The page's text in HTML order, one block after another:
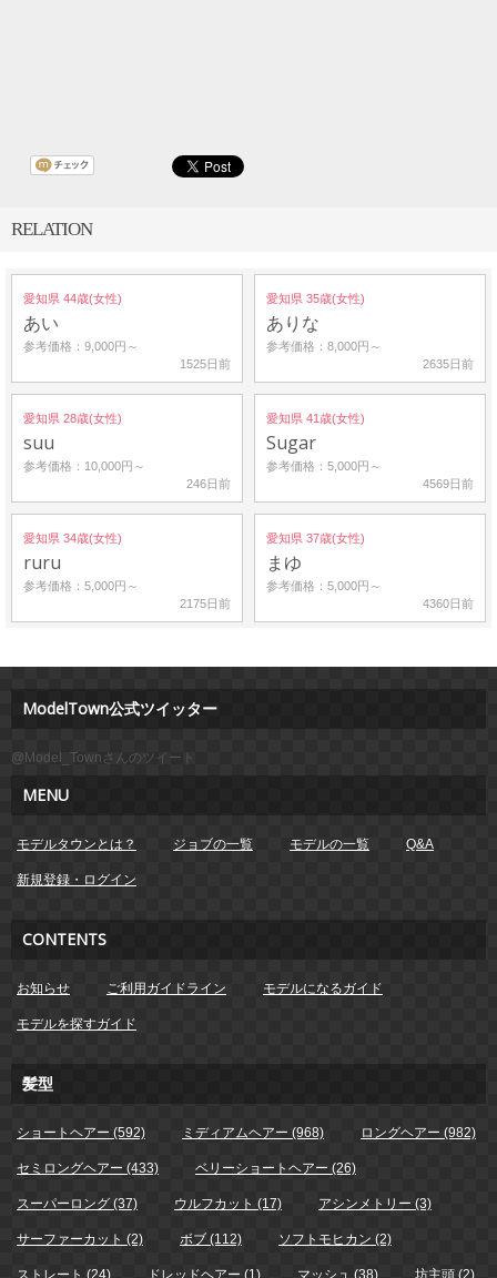
RELATION
愛知県 44歳(女性)
あい
参考価格：9,000円～
1525日前
愛知県 35歳(女性)
ありな
参考価格：8,000円～
2635日前
愛知県 28歳(女性)
suu
参考価格：10,000円～
246日前
愛知県 41歳(女性)
Sugar
参考価格：5,000円～
4569日前
愛知県 34歳(女性)
ruru
参考価格：5,000円～
2175日前
愛知県 37歳(女性)
まゆ
参考価格：5,000円～
4360日前
ModelTown公式ツイッター
@Model_Townさんのツイート
MENU
モデルタウンとは？ ジョブの一覧 モデルの一覧 Q&A
新規登録・ログイン
CONTENTS
お知らせ ご利用ガイドライン モデルになるガイド
モデルを探すガイド
髪型
ショートヘアー (592) ミディアムヘアー (968) ロングヘアー (982)
セミロングヘアー (433) ベリーショートヘアー (26)
スーパーロング (37) ウルフカット (17) アシンメトリー (3)
サーファーカット (2) ボブ (112) ソフトモヒカン (2)
ストレート (24) ドレッドヘアー (1) マッシュ (38) 坊主頭 (2)